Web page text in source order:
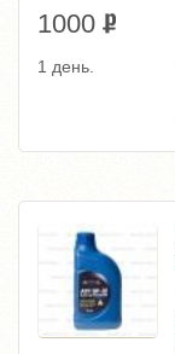
1000
1 день.